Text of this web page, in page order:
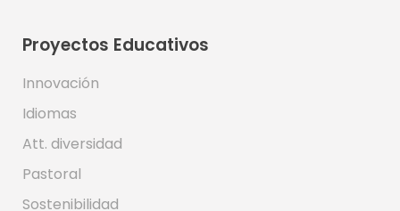
Proyectos Educativos
Innovación
Idiomas
Att. diversidad
Pastoral
Sostenibilidad